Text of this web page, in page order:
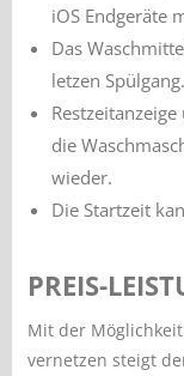
iOS Endgeräte
Das
letzen Spülgang.
die
wieder.
Die Startzeit
PREIS-
Mit der
vernetzen steigt